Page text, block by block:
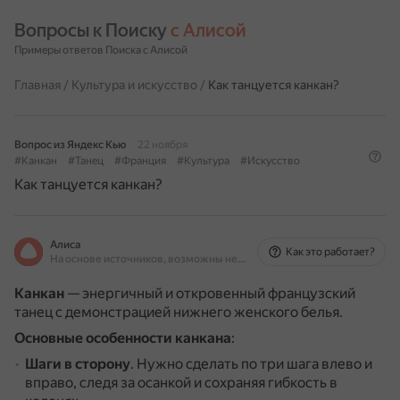
Вопросы к Поиску с Алисой
Примеры ответов Поиска с Алисой
Главная / Культура и искусство / Как танцуется канкан?
Вопрос из Яндекс Кью
22 ноября
#Канкан
#Танец #Франция #Культура #Искусство
Как танцуется канкан?
Алиса
На основе источников, возможны неточности
Как это работает?
Канкан — энергичный и откровенный французский
танец с демонстрацией нижнего женского белья.
Основные особенности канкана:
Шаги в сторону. Нужно сделать по три шага влево и
вправо, следя за осанкой и сохраняя гибкость в